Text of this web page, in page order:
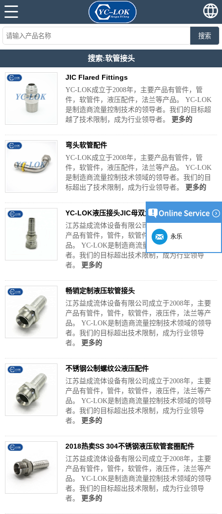
搜索
搜索:软管接头
JIC Flared Fittings
YC-LOK成立于2008年，主要产品有管件，管
件，软管件，液压配件，法兰等产品。 YC-LOK
是制造商流量控制技术的领导者。我们的目标超
越了技术限制，成为行业领导者。
更多的
弯头软管配件
YC-LOK成立于2008年，主要产品有管件，管
件，软管件，液压配件，法兰等产品。 YC-LOK
是制造商流量控制技术领域的领导者。我们的目
标超出了技术限制，成为行业领导者。
更多的
YC-LOK液压接头JIC母双六角软管接头
江苏益成流体设备有限公司成立于2008年，主要
产品有管件，管件，软管件，液压件，法兰等产
品。 YC-LOK是制造商流量控制技术领域的领导
者。我们的目标超出技术限制，成为行业领导
者。
更多的
畅销定制液压软管接头
江苏益成流体设备有限公司成立于2008年，主要
产品有管件，管件，软管件，液压件，法兰等产
品。 YC-LOK是制造商流量控制技术领域的领导
者。我们的目标超出技术限制，成为行业领导
者。
更多的
不锈钢公制螺纹公液压配件
江苏益成流体设备有限公司成立于2008年，主要
产品有管件，管件，软管件，液压件，法兰等产
品。 YC-LOK是制造商流量控制技术领域的领导
者。我们的目标超出技术限制，成为行业领导
者。
更多的
2018热卖SS 304不锈钢液压软管套圈配件
江苏益成流体设备有限公司成立于2008年，主要
产品有管件，管件，软管件，液压件，法兰等产
品。 YC-LOK是制造商流量控制技术领域的领导
者。我们的目标超出技术限制，成为行业领导
者。
更多的
永乐